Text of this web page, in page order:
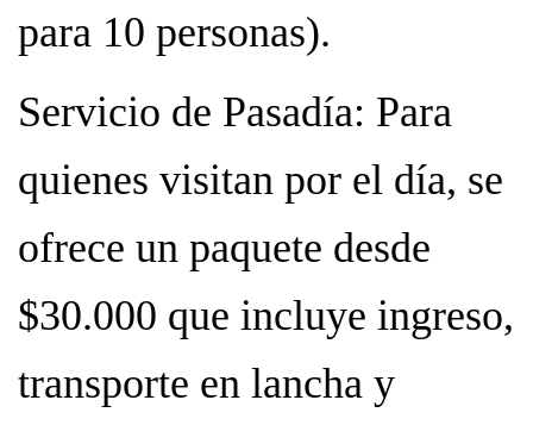
para 10 personas).
Servicio de Pasadía: Para
quienes visitan por el día, se
ofrece un paquete desde
$30.000 que incluye ingreso,
transporte en lancha y